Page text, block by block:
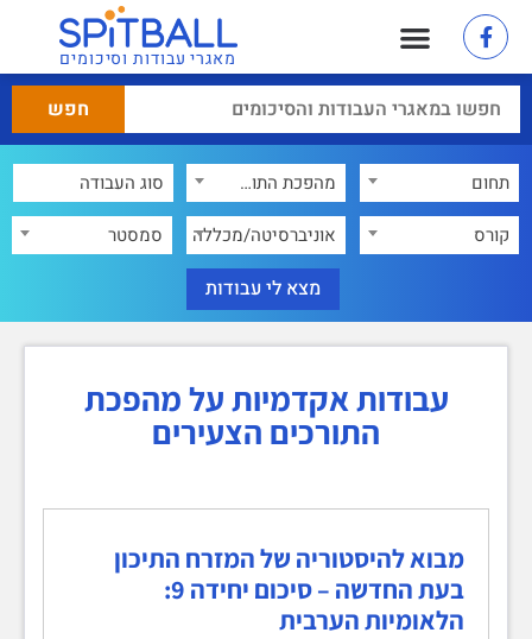
מאגרי עבודות וסיכומים
תחום
מהפכת התורכים הצעירים
קורס
אוניברסיטה/מכללה סמסטר
עבודות אקדמיות על מהפכת
התורכים הצעירים
מבוא להיסטוריה של המזרח התיכון
בעת החדשה – סיכום יחידה 9:
הלאומיות הערבית